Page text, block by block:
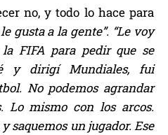
no, y todo lo hace para
gusta a la gente”. “Le voy
FIFA para pedir que se
y dirigí Mundiales, fui
No podemos agrandar
Lo mismo con los arcos.
saquemos un jugador. Ese